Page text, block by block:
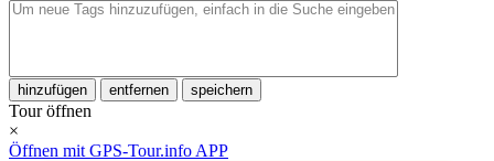
hinzufügen entfernen speichern
Tour öffnen
×
Öffnen mit GPS-Tour.info APP